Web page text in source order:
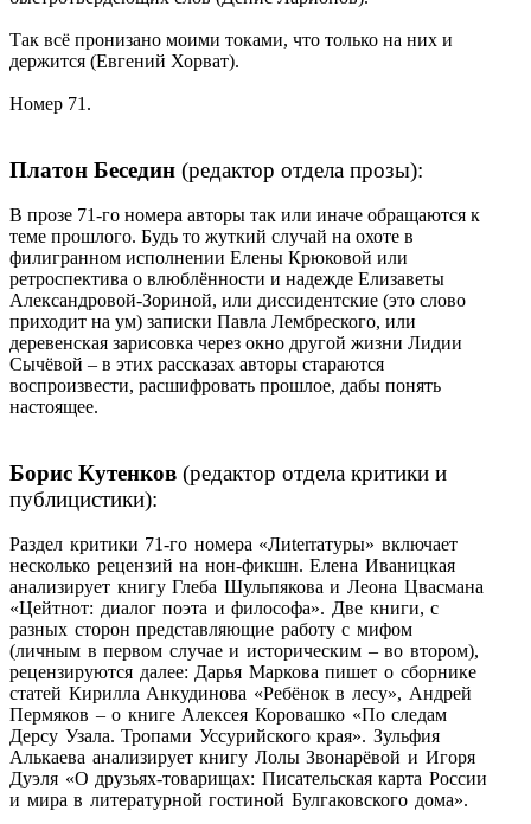
Так всё пронизано моими токами, что только на них и
держится (Евгений Хорват).
Номер 71.
Платон Беседин (редактор отдела прозы):
В прозе 71-го номера авторы так или иначе обращаются к
теме прошлого. Будь то жуткий случай на охоте в
филигранном исполнении Елены Крюковой или
ретроспектива о влюблённости и надежде Елизаветы
Александровой-Зориной, или диссидентские (это слово
приходит на ум) записки Павла Лембреского, или
деревенская зарисовка через окно другой жизни Лидии
Сычёвой – в этих рассказах авторы стараются
воспроизвести, расшифровать прошлое, дабы понять
настоящее.
Борис Кутенков (редактор отдела критики и
публицистики):
Раздел критики 71-го номера «Лиterraтуры» включает
несколько рецензий на нон-фикшн. Елена Иваницкая
анализирует книгу Глеба Шульпякова и Леона Цвасмана
«Цейтнот: диалог поэта и философа». Две книги, с
разных сторон представляющие работу с мифом
(личным в первом случае и историческим – во втором),
рецензируются далее: Дарья Маркова пишет о сборнике
статей Кирилла Анкудинова «Ребёнок в лесу», Андрей
Пермяков – о книге Алексея Коровашко «По следам
Дерсу Узала. Тропами Уссурийского края». Зульфия
Алькаева анализирует книгу Лолы Звонарёвой и Игоря
Дуэля «О друзьях-товарищах: Писательская карта России
и мира в литературной гостиной Булгаковского дома».